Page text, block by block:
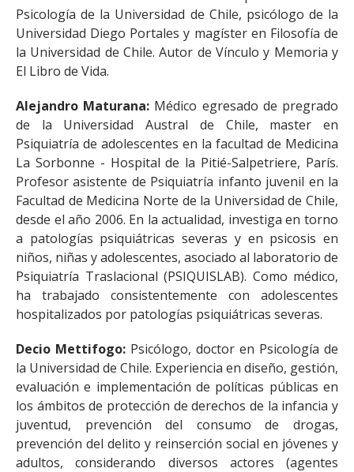
Psicología de la Universidad de Chile, psicólogo de la
Universidad Diego Portales y magíster en Filosofía de
la Universidad de Chile. Autor de Vínculo y Memoria y
El Libro de Vida.
Alejandro Maturana: Médico egresado de pregrado
de la Universidad Austral de Chile, master en
Psiquiatría de adolescentes en la facultad de Medicina
La Sorbonne - Hospital de la Pitié-Salpetriere, París.
Profesor asistente de Psiquiatría infanto juvenil en la
Facultad de Medicina Norte de la Universidad de Chile,
desde el año 2006. En la actualidad, investiga en torno
a patologías psiquiátricas severas y en psicosis en
niños, niñas y adolescentes, asociado al laboratorio de
Psiquiatría Traslacional (PSIQUISLAB). Como médico,
ha trabajado consistentemente con adolescentes
hospitalizados por patologías psiquiátricas severas.
Decio Mettifogo: Psicólogo, doctor en Psicología de
la Universidad de Chile. Experiencia en diseño, gestión,
evaluación e implementación de políticas públicas en
los ámbitos de protección de derechos de la infancia y
juventud, prevención del consumo de drogas,
prevención del delito y reinserción social en jóvenes y
adultos, considerando diversos actores (agentes